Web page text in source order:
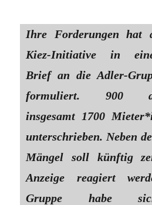
Ihre Forderungen hat
Kiez-Initiative in
Brief an die Adler-
formuliert. 900
insgesamt 1700
unterschrieben. Neben
Mängel soll künftig
Anzeige reagiert
Gruppe habe